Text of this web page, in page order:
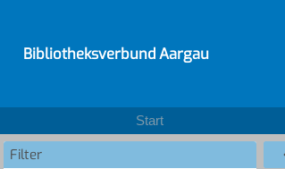
Bibliotheksverbund Aargau
Start
Filter